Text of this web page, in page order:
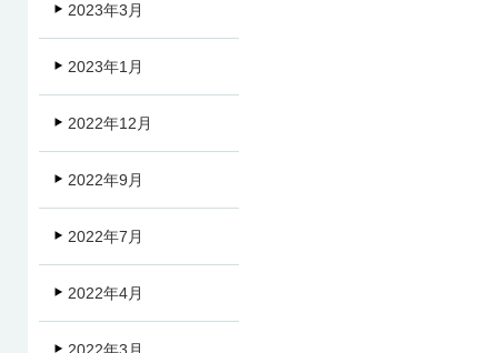
2023年3月
2023年1月
2022年12月
2022年9月
2022年7月
2022年4月